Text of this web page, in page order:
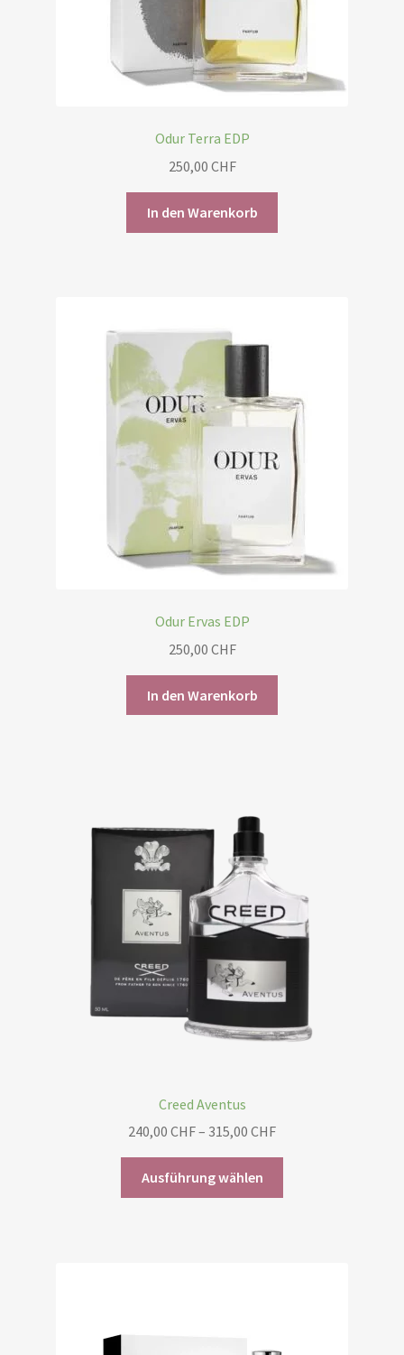
Odur Terra EDP
250,00 CHF
In den Warenkorb
Odur Ervas EDP
250,00 CHF
In den Warenkorb
Creed Aventus
240,00 CHF– 315,00 CHFPreisspanne:
240,00 CHF
315,00 CHF
Ausführung wählen